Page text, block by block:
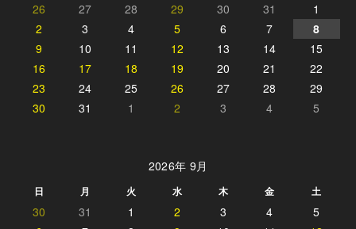
26 27 28 29 30 31
1
2
3 4 5 6 7
8
9
10 11 12 13 14
15
16
17 18 19 20 21
22
23
24 25 26 27 28
29
30
31 1 2 3 4 5
2026年 9月
日 月 火 水 木 金 土
30 31 1 2 3 4
5